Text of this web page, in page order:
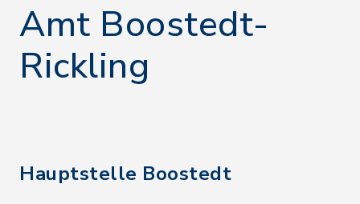
Amt Boostedt-
Rickling
Hauptstelle Boostedt